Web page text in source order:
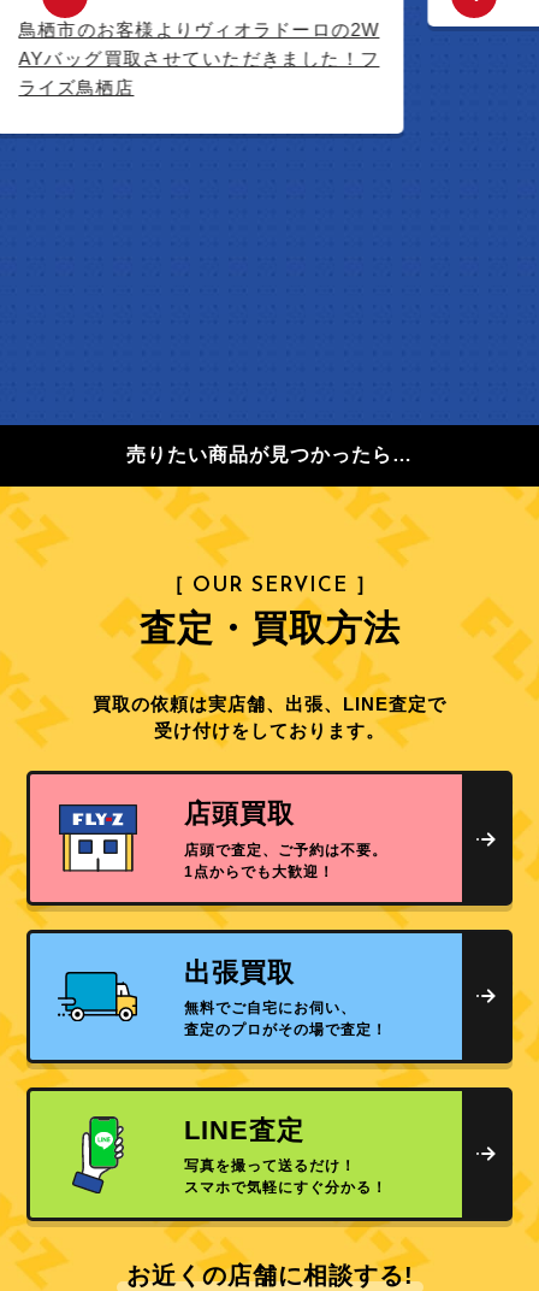
栖市のお客様よりヴィオラドーロの2W
バッグ買取させていただきました！フ
イズ鳥栖店
売りたい商品が見つかったら…
［ OUR SERVICE ］
査定・買取方法
買取の依頼は実店舗、出張、LINE査定で
受け付けをしております。
店頭買取
店頭で査定、ご予約は不要。
1点からでも大歓迎！
出張買取
無料でご自宅にお伺い、
査定のプロがその場で査定！
LINE査定
写真を撮って送るだけ！
スマホで気軽にすぐ分かる！
お近くの店舗に相談する!